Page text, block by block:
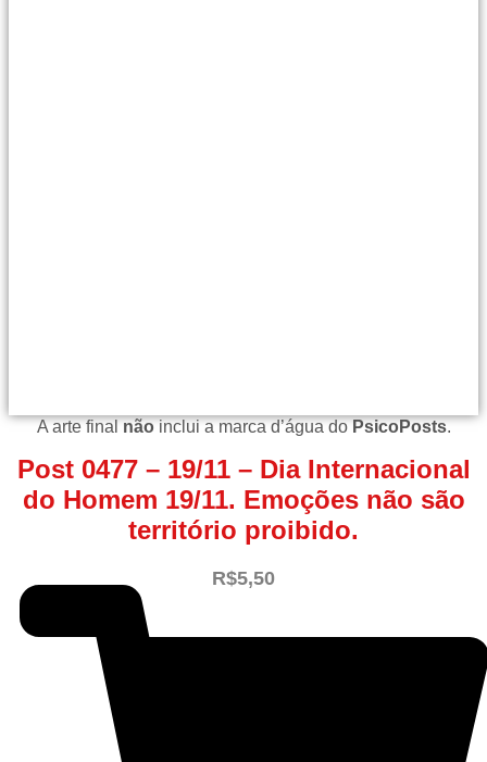
A arte finalnãoinclui a marca d’água doPsicoPosts.
Post 0477 – 19/11 – Dia Internacional
do Homem 19/11. Emoções não são
território proibido.
R$5,50